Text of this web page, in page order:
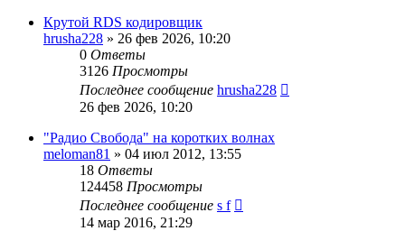
Крутой RDS кодировщик
hrusha228 » 26 фев 2026, 10:20
0 Ответы
3126 Просмотры
Последнее сообщение hrusha228
26 фев 2026, 10:20
"Радио Свобода" на коротких волнах
meloman81 » 04 июл 2012, 13:55
18 Ответы
124458 Просмотры
Последнее сообщение s f
14 мар 2016, 21:29